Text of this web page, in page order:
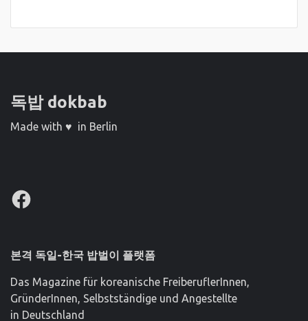
독밥 dokbab
Made with ♥ in Berlin
Facebook
본격 독일-한국 밥벌이 플랫폼
Das Magazine für koreanische FreiberuflerInnen,
GründerInnen, Selbstständige und Angestellte
in Deutschland